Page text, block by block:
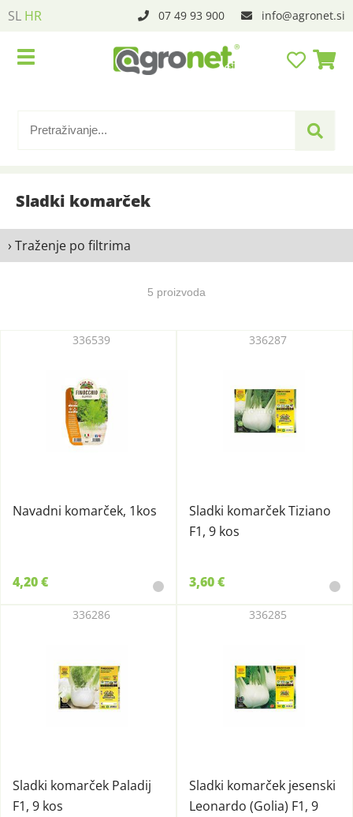
SL HR 07 49 93 900 info agronet.si
Sladki komarček
› Traženje po filtrima
5 proizvoda
Navadni komarček, 1kos
336539
4,20 €
Sladki komarček Tiziano
F1, 9 kos
336287
3,60 €
Sladki komarček Paladij
F1, 9 kos
336286
Sladki komarček jesenski
Leonardo (Golia) F1, 9
336285